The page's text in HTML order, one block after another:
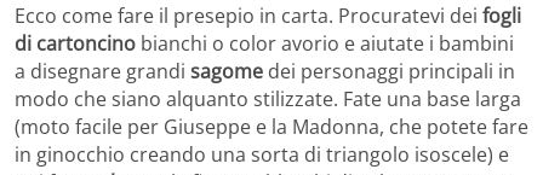
Ecco come fare il presepio in carta. Procuratevi dei fogli
di cartoncino bianchi o color avorio e aiutate i bambini
a disegnare grandi sagome dei personaggi principali in
modo che siano alquanto stilizzate. Fate una base larga
(moto facile per Giuseppe e la Madonna, che potete fare
in ginocchio creando una sorta di triangolo isoscele) e